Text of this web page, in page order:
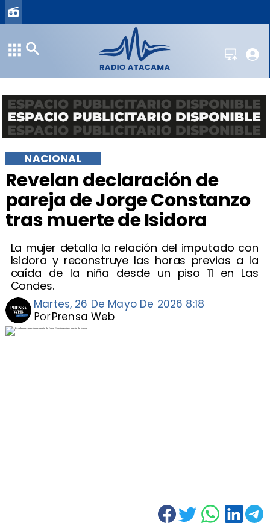
Revelan declaración de
pareja de Jorge Constanzo
tras muerte de Isidora
La mujer detalla la relación del imputado con
Isidora y reconstruye las horas previas a la
caída de la niña desde un piso 11 en Las
Condes.
NACIONAL
Martes, 26 De Mayo De 2026 8:18
Prensa Web
Por